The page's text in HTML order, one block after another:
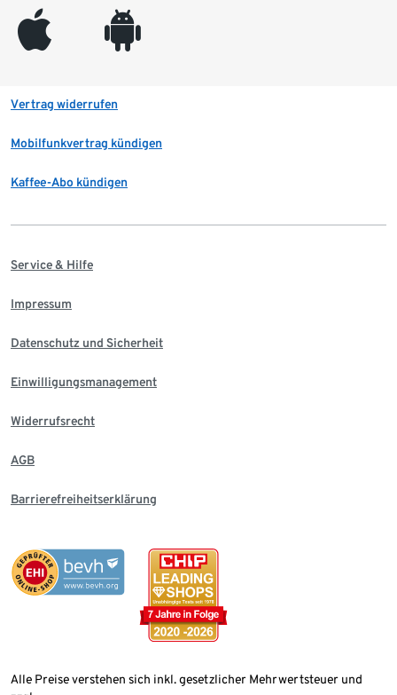
appleinc android
Vertrag widerrufen
Mobilfunkvertrag kündigen
Kaffee-Abo kündigen
Service & Hilfe
Impressum
Datenschutz und Sicherheit
Einwilligungsmanagement
Widerrufsrecht
AGB
Barrierefreiheitserklärung
Alle Preise verstehen sich inkl. gesetzlicher Mehrwertsteuer und